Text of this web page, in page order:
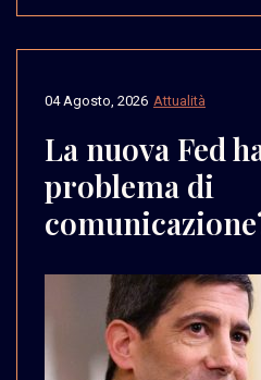
Attualità
04 Agosto, 2026
La nuova Fed
problema di